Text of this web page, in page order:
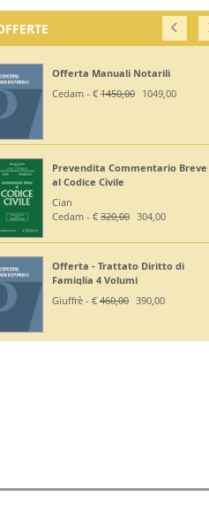
Offerta Manuali Notarili
Cedam - € 1450,00 1049,00
Prevendita Commentario Breve
al Codice Civile
Cian
Cedam - € 320,00 304,00
Offerta - Trattato Diritto di
Famiglia 4 Volumi
Giuffrè - € 460,00 390,00